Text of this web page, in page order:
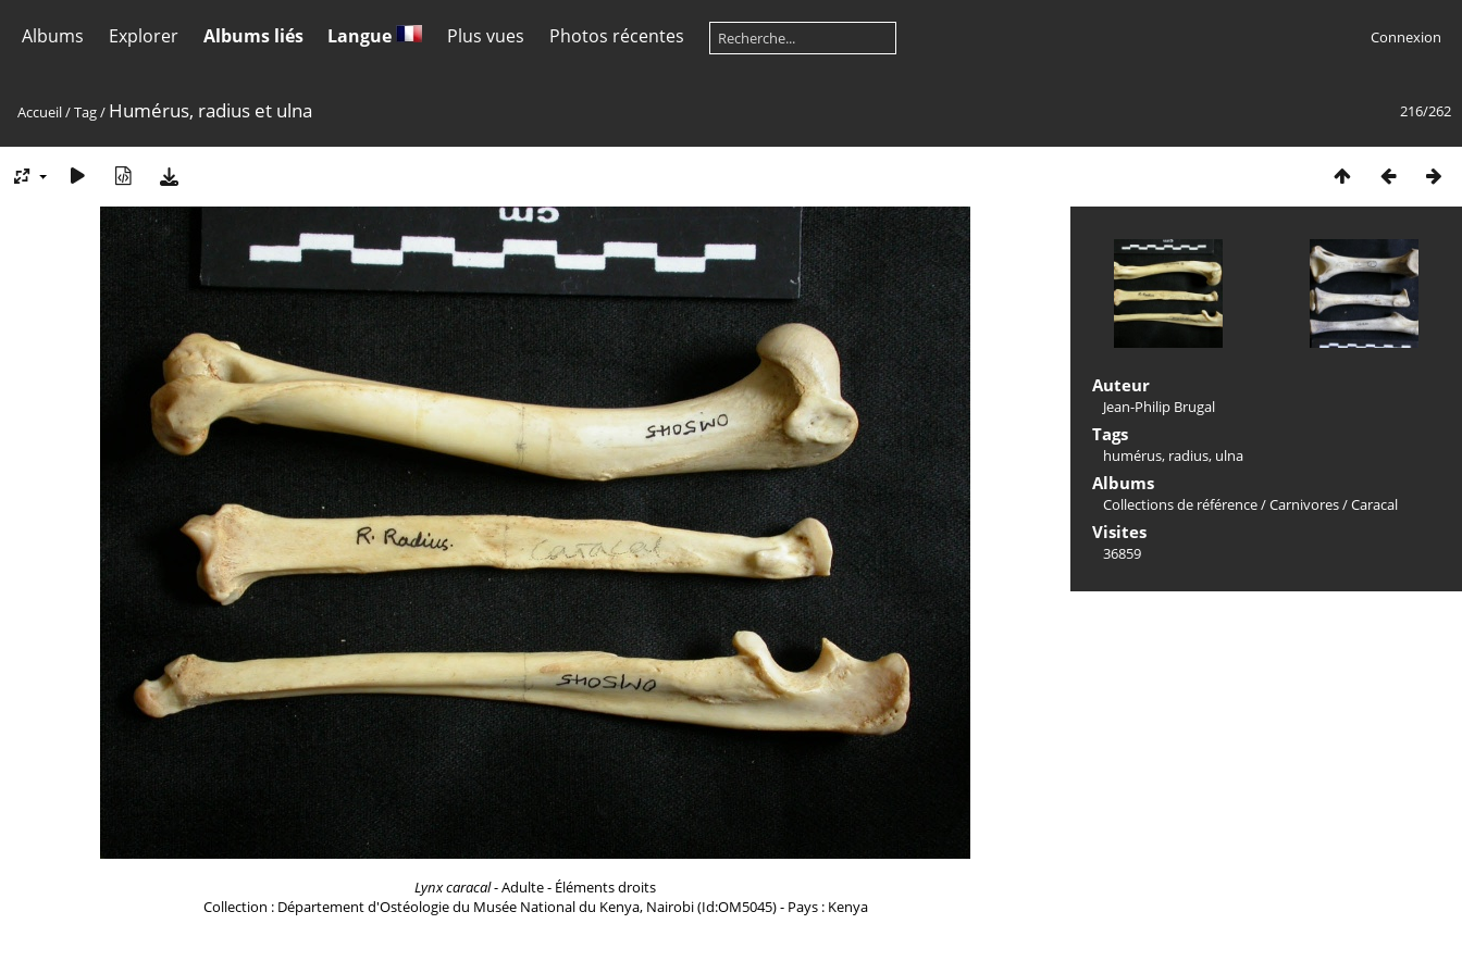
Albums Explorer Albums liés Langue Plus vues Photos récentes Connexion
216/262
Accueil/Tag/ Humérus, radius et ulna
Lynx caracal- Adulte - Éléments droits
Collection : Département d'Ostéologie du Musée National du Kenya, Nairobi (Id:OM5045) - Pays : Kenya
Auteur
Jean-Philip Brugal
Tags
humérus, radius, ulna
Albums
Collections de référence/Carnivores/Caracal
Visites
36859